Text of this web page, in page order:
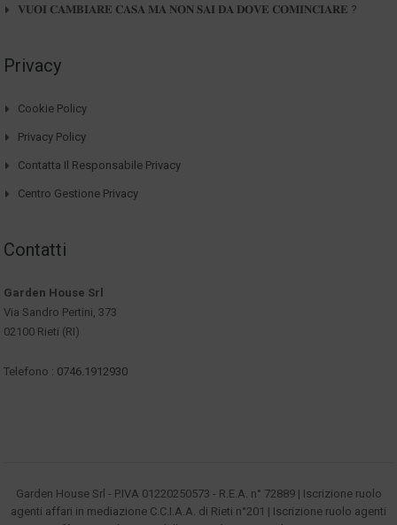
𝐕𝐔𝐎𝐈 𝐂𝐀𝐌𝐁𝐈𝐀𝐑𝐄 𝐂𝐀𝐒𝐀 𝐌𝐀 𝐍𝐎𝐍 𝐒𝐀𝐈 𝐃𝐀 𝐃𝐎𝐕𝐄 𝐂𝐎𝐌𝐈𝐍𝐂𝐈𝐀𝐑𝐄 ?
Privacy
Cookie Policy
Privacy Policy
Contatta Il Responsabile Privacy
Centro Gestione Privacy
Contatti
Garden House Srl
Via Sandro Pertini, 373
02100 Rieti (RI)
Telefono : 0746.1912930
Garden House Srl - P.IVA 01220250573 - R.E.A. n° 72889 | Iscrizione ruolo
agenti affari in mediazione C.C.I.A.A. di Rieti n°201 | Iscrizione ruolo agenti